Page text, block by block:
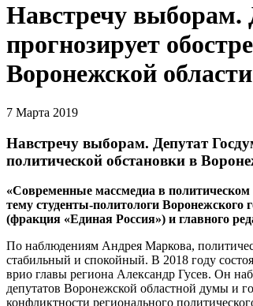
Навстречу
прогнозирует
Воронежской области
7 Марта 2019
Навстречу выборам. Депутат
политической обстановки в
«Современные массмедиа в политическом
тему студенты-политологи Воронежского
(фракция «Единая Россия») и главного
По наблюдениям Андрея Маркова,
стабильный и спокойный. В 2018 году
врио главы региона Александр Гусев. Он
депутатов Воронежской областной думы и
конфликтности регионального